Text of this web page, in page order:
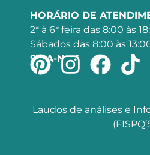
HORÁRIO DE
2ª à 6ª feira das 8:00 às
Sábados das 8:00 às
SIGA-NOS
Laudos de análises e